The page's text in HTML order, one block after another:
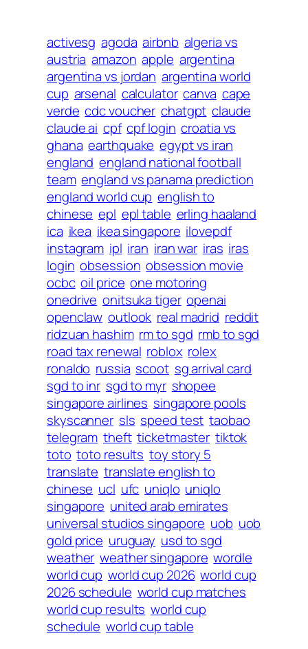
activesg agoda airbnb algeria vs
austria amazon apple argentina
argentina vs jordan argentina world
cup arsenal calculator canva cape
verde cdc voucher chatgpt claude
claude ai cpf cpf login croatia vs
ghana earthquake egypt vs iran
england england national football
team england vs panama prediction
england world cup english to
chinese epl epl table erling haaland
ica ikea ikea singapore ilovepdf
instagram ipl iran iran war iras iras
login obsession obsession movie
ocbc oil price one motoring
onedrive onitsuka tiger openai
openclaw outlook real madrid reddit
ridzuan hashim rm to sgd rmb to sgd
road tax renewal roblox rolex
ronaldo russia scoot sg arrival card
sgd to inr sgd to myr shopee
singapore airlines singapore pools
skyscanner sls speed test taobao
telegram theft ticketmaster tiktok
toto toto results toy story 5
translate translate english to
chinese ucl ufc uniqlo uniqlo
singapore united arab emirates
universal studios singapore uob uob
gold price uruguay usd to sgd
weather weather singapore wordle
world cup world cup 2026 world cup
2026 schedule world cup matches
world cup results world cup
schedule world cup table